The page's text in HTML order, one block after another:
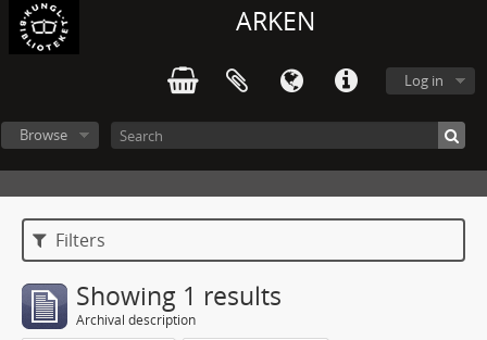
ARKEN
Log in
Browse
Filters
Showing 1 results
Archival description